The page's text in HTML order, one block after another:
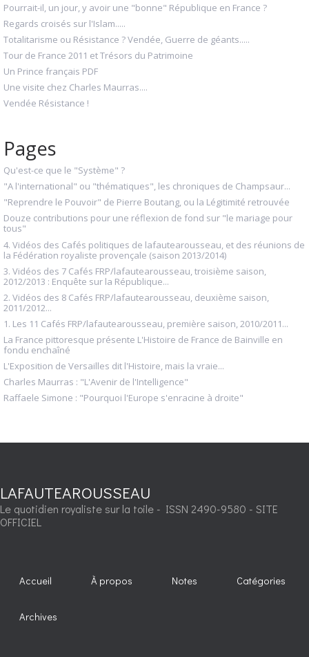
Pourrait-il, un jour, y avoir une "bonne" République en France ?
Regards croisés sur l'Islam.....
Totalitarisme ou Résistance ? Vendée, Guerre de géants.....
Tour de France 2011 et Trésors du Patrimoine
Un Prince français PDF
Une visite chez Charles Maurras....
Vendée Résistance !
Pages
Qu'est-ce que le "Système" ?
"A l'international" ou "thématiques", les chroniques de Champsaur...
"Reprendre le Pouvoir" de Pierre Boutang, ou la Légitimité retrouvée
Douze contributions pour une réflexion de fond sur "le mariage pour
tous"
4. Vidéos des Cafés politiques de lafautearousseau, et des réunions de
la Fédération royaliste provençale (saison 2013/2014)
3. Vidéos des 7 Cafés FRP/lafautearousseau, troisième saison,
2012/2013 : Enquête sur la République...
2. Vidéos des 8 Cafés FRP/lafautearousseau, deuxième saison,
2011/2012...
1. Les 11 Cafés FRP/lafautearousseau, première saison, 2010/2011...
La France pittoresque présente L'Histoire de France de Bainville en
fondu enchaîné
L'Exposition de Versailles dit l'Histoire, mais la vraie...
Charles Maurras : "L'Avenir de l'Intelligence"
Raffaele Simone : "Pourquoi l'Europe s'enracine à droite"
LAFAUTEAROUSSEAU
Le quotidien royaliste sur la toile - ISSN 2490-9580 - SITE
OFFICIEL
Accueil À propos Notes Catégories
Archives